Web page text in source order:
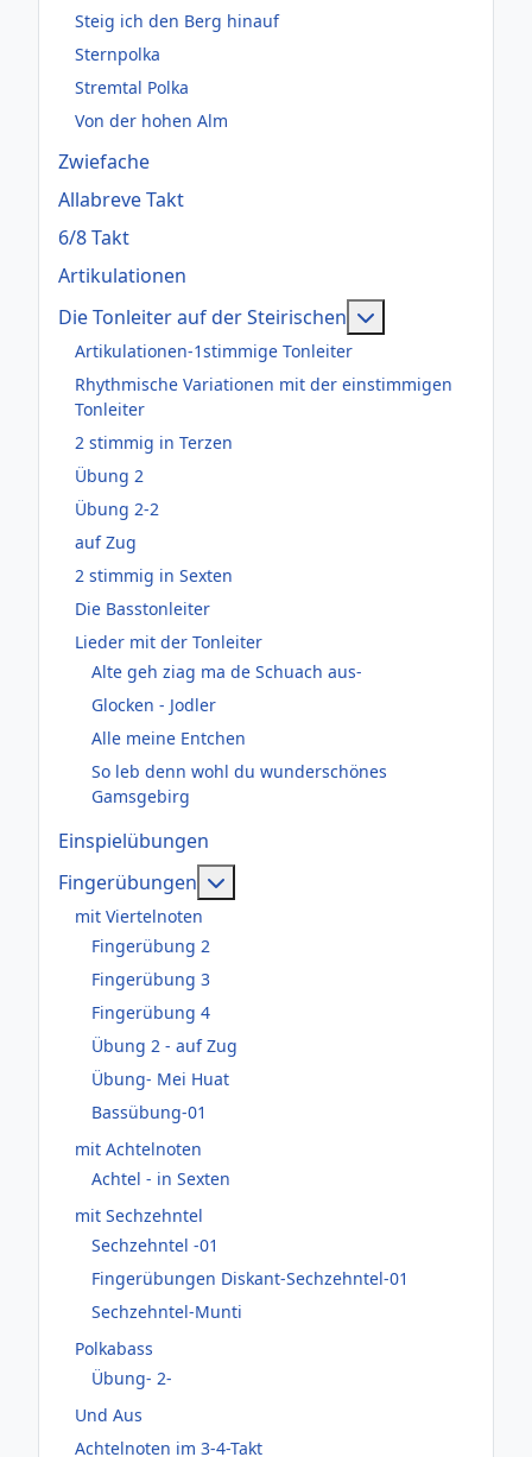
Steig ich den Berg hinauf
Sternpolka
Stremtal Polka
Von der hohen Alm
Zwiefache
Allabreve Takt
6/8 Takt
Artikulationen
Die Tonleiter auf der Steirischen
Artikulationen-1stimmige Tonleiter
Rhythmische Variationen mit der einstimmigen
Tonleiter
2 stimmig in Terzen
Übung 2
Übung 2-2
auf Zug
2 stimmig in Sexten
Die Basstonleiter
Lieder mit der Tonleiter
Alte geh ziag ma de Schuach aus-
Glocken - Jodler
Alle meine Entchen
So leb denn wohl du wunderschönes
Gamsgebirg
Einspielübungen
Fingerübungen
mit Viertelnoten
Fingerübung 2
Fingerübung 3
Fingerübung 4
Übung 2 - auf Zug
Übung- Mei Huat
Bassübung-01
mit Achtelnoten
Achtel - in Sexten
mit Sechzehntel
Sechzehntel -01
Fingerübungen Diskant-Sechzehntel-01
Sechzehntel-Munti
Polkabass
Übung- 2-
Und Aus
Achtelnoten im 3-4-Takt